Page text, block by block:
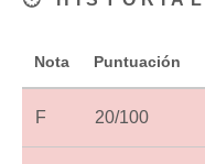
Nota Puntuación
F 20/100